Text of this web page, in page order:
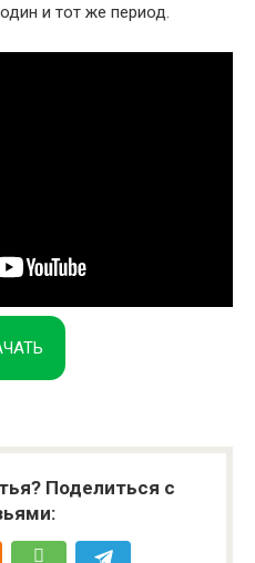
и тот же период.
Поделиться с